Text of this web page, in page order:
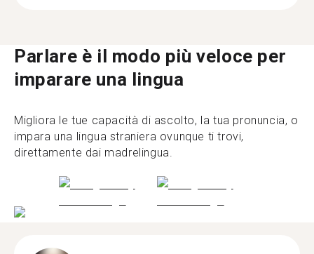
Parlare è il modo più veloce per
imparare una lingua
Migliora le tue capacità di ascolto, la tua pronuncia, o
impara una lingua straniera ovunque ti trovi,
direttamente dai madrelingua.